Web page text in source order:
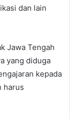
dan lain
Jawa Tengah
yang diduga
kepada
harus